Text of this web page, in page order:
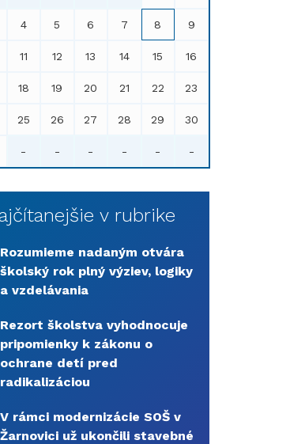
4 5 6 7 8 9
11 12 13 14 15 16
18 19 20 21 22 23
25 26 27 28 29 30
- - - - - -
v rubrike
Rozumieme nadaným otvára
školský rok plný výziev, logiky
a vzdelávania
Rezort školstva vyhodnocuje
pripomienky k zákonu o
ochrane detí pred
radikalizáciou
V rámci modernizácie SOŠ v
Žarnovici už ukončili stavebné